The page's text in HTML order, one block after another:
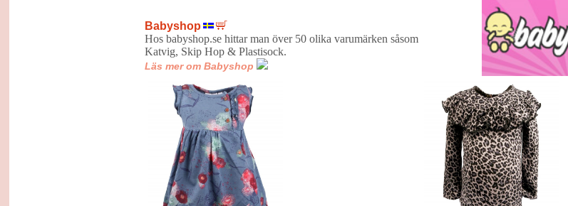
Babyshop
Hos babyshop.se hittar man över 50 olika varumärken såsom
Katvig, Skip Hop & Plastisock.
Läs mer om Babyshop